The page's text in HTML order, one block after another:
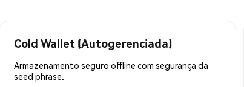
Cold Wallet (Autogerenciada)
Armazenamento seguro offline com segurança da
seed phrase.